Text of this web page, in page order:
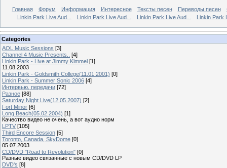
Главная Форум Информация Интересное Тексты песен Переводы песен
Linkin Park Live Aud...
Linkin Park Live Aud... Linkin Park Live Aud... Linkin Park
Categories
AOL Music Sessions [3]
Channel 4 Music Presents..
[4]
Linkin Park - Live at Jimmy Kimmel [1]
11.08.2003
Linkin Park - Goldsmith College(11.01.2001) [0]
Linkin Park - Summer Sonic 2006 [4]
Интервью, передачи [72]
Разное [88]
Saturday Night Live(12.05.2007) [2]
Fort Minor [6]
Long Beach(05.02.2004) [1]
Качество видео не очень, а вот аудио норм
LPTV [105]
Third Encore Session [5]
Toronto, Canada, SkyDome [0]
05.07.2003
CD/DVD "Road to Revolution" [0]
Разные видео связанные с новым CD/DVD LP
DVD's [8]